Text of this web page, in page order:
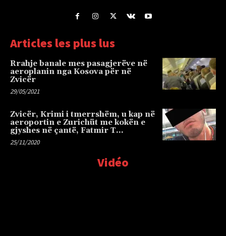
Articles les plus lus
Rrahje banale mes pasagjerëve në
aeroplanin nga Kosova për në
Zvicër
29/05/2021
Zvicër, Krimi i tmerrshëm, u kap në
aeroportin e Zurichüt me kokën e
gjyshes në çantë, Fatmir T…
25/11/2020
Vidéo